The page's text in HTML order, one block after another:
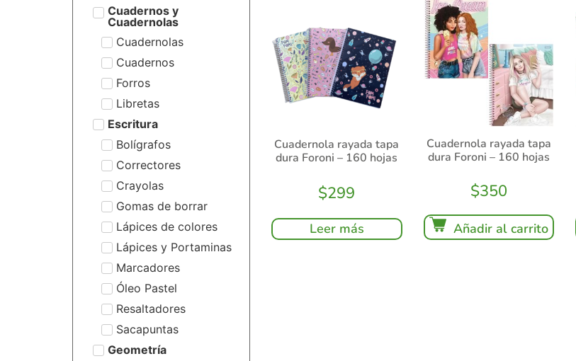
Cuadernos y
Cuadernolas
Cuadernolas
Cuadernos
Forros
Libretas
Escritura
Bolígrafos
Correctores
Crayolas
Gomas de borrar
Lápices de colores
Lápices y Portaminas
Marcadores
Óleo Pastel
Resaltadores
Sacapuntas
Geometría
Cuadernola rayada tapa
dura Foroni – 160 hojas
$299
Leer más
Cuadernola rayada tapa
dura Foroni – 160 hojas
$350
Añadir al carrito